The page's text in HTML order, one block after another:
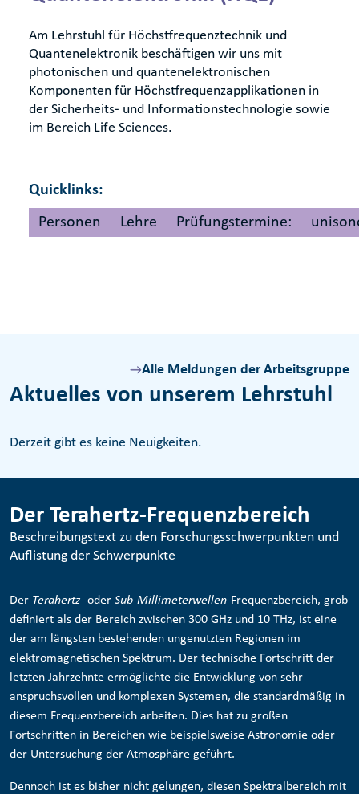
Am Lehrstuhl für Höchstfrequenztechnik und
Quantenelektronik beschäftigen wir uns mit
photonischen und quantenelektronischen
Komponenten für Höchstfrequenzapplikationen in
der Sicherheits- und Informationstechnologie sowie
im Bereich Life Sciences.
Quicklinks:
Personen
Lehre Prüfungstermine:
Aktuelles von unserem Lehrstuhl
Alle Meldungen der Arbeitsgruppe
Derzeit gibt es keine Neuigkeiten.
Der Terahertz-Frequenzbereich
Beschreibungstext zu den Forschungsschwerpunkten und
Auflistung der Schwerpunkte
Der Terahertz- oder Sub-Millimeterwellen-Frequenzbereich, grob
definiert als der Bereich zwischen 300 GHz und 10 THz, ist eine
der am längsten bestehenden ungenutzten Regionen im
elektromagnetischen Spektrum. Der technische Fortschritt der
letzten Jahrzehnte ermöglichte die Entwicklung von sehr
anspruchsvollen und komplexen Systemen, die standardmäßig in
diesem Frequenzbereich arbeiten. Dies hat zu großen
Fortschritten in Bereichen wie beispielsweise Astronomie oder
der Untersuchung der Atmosphäre geführt.
Dennoch ist es bisher nicht gelungen, diesen Spektralbereich mit